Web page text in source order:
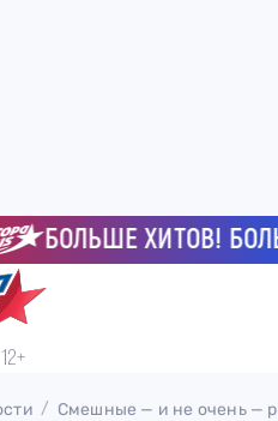
ХИТОВ!
Смешные — и не очень —